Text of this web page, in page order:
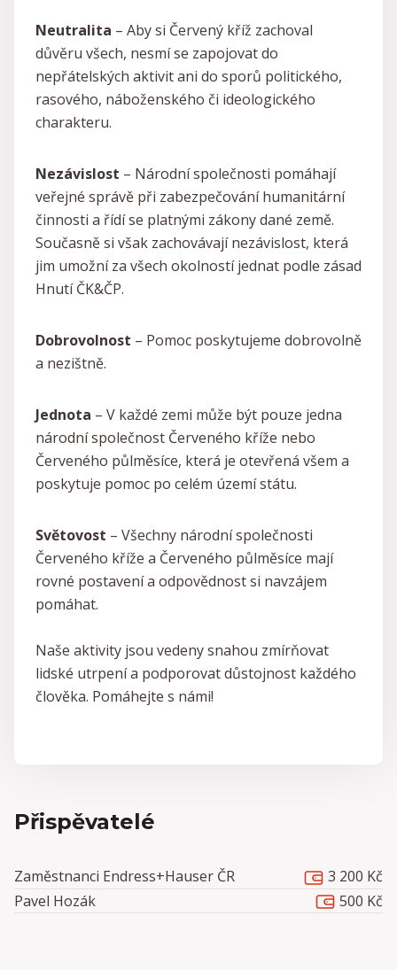
Neutralita – Aby si Červený kříž zachoval
důvěru všech, nesmí se zapojovat do
nepřátelských aktivit ani do sporů politického,
rasového, náboženského či ideologického
charakteru.
Nezávislost – Národní společnosti pomáhají
veřejné správě při zabezpečování humanitární
činnosti a řídí se platnými zákony dané země.
Současně si však zachovávají nezávislost, která
jim umožní za všech okolností jednat podle zásad
Hnutí ČK&ČP.
Dobrovolnost – Pomoc poskytujeme dobrovolně
a nezištně.
Jednota – V každé zemi může být pouze jedna
národní společnost Červeného kříže nebo
Červeného půlměsíce, která je otevřená všem a
poskytuje pomoc po celém území státu.
Světovost – Všechny národní společnosti
Červeného kříže a Červeného půlměsíce mají
rovné postavení a odpovědnost si navzájem
pomáhat.
Naše aktivity jsou vedeny snahou zmírňovat
lidské utrpení a podporovat důstojnost každého
člověka. Pomáhejte s námi!
Přispěvatelé
Zaměstnanci Endress+Hauser ČR
3 200 Kč
Pavel Hozák
500 Kč